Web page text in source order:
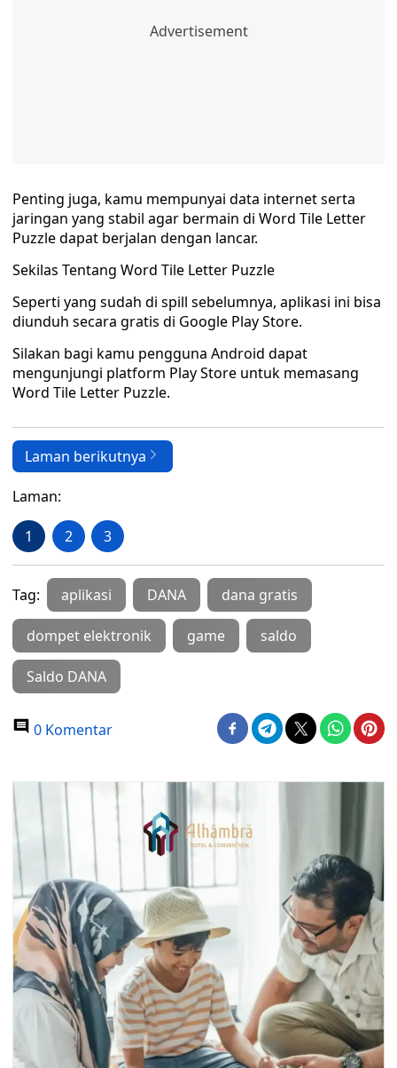
Penting juga, kamu mempunyai data internet serta
jaringan yang stabil agar bermain di Word Tile Letter
Puzzle dapat berjalan dengan lancar.
Sekilas Tentang Word Tile Letter Puzzle
Seperti yang sudah di spill sebelumnya, aplikasi ini bisa
diunduh secara gratis di Google Play Store.
Silakan bagi kamu pengguna Android dapat
mengunjungi platform Play Store untuk memasang
Word Tile Letter Puzzle.
Laman berikutnya
Laman:
1 2 3
Tag: aplikasi DANA dana gratis
dompet elektronik game saldo
Saldo DANA
0 Komentar